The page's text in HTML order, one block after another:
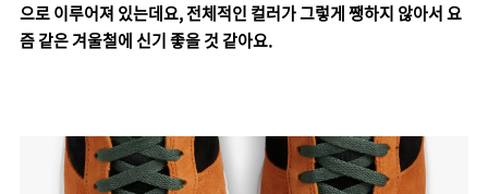
으로 이루어져 있는데요,전체적인 컬러가 그렇게 쨍하지 않아서 요
즘 같은 겨울철에 신기 좋을 것 같아요.